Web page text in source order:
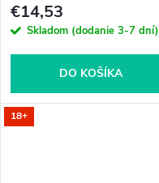
€14,53
Skladom (dodanie 3-7 dní)
DO KOŠÍKA
18+